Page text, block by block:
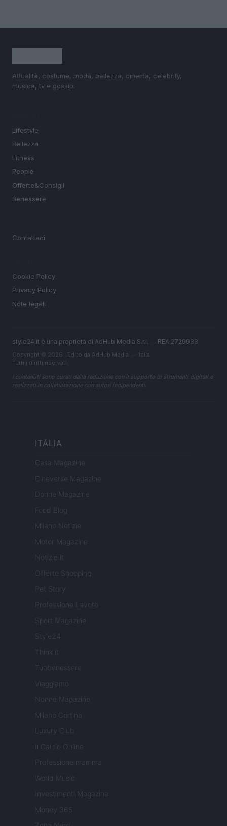
Attualità, costume, moda, bellezza, cinema, celebrity,
musica, tv e gossip.
Lifestyle
Bellezza
Fitness
People
Offerte&Consigli
Benessere
Contattaci
Cookie Policy
Privacy Policy
Note legali
style24.it è una proprietà di AdHub Media S.r.l. — REA 2729933
Copyright © 2026 · Edito da AdHub Media — Italia
Tutti i diritti riservati
I contenuti sono curati dalla redazione con il supporto di strumenti digitali e
realizzati in collaborazione con autori indipendenti.
ITALIA
Casa Magazine
Cineverse Magazine
Donne Magazine
Food Blog
Milano Notizie
Motor Magazine
Notizie.it
Offerte Shopping
Pet Story
Professione Lavoro
Sport Magazine
Style24
Think.it
Tuobenessere
Viaggiamo
Nonne Magazine
Milano Cortina
Luxury Club
Il Calcio Online
Professione mamma
World Music
Investimenti Magazine
Money 365